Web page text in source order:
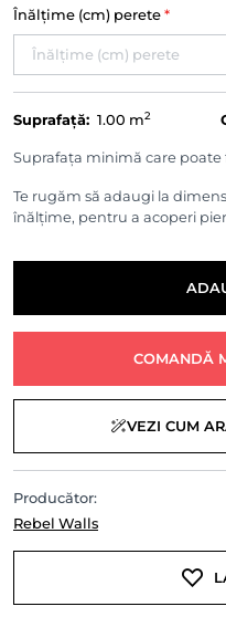
Înălțime (cm) perete *
Suprafață: 1.00 m2
Suprafața minimă care
Te rugăm să adaugi la
înălțime, pentru a acoperi
COMANDĂ
VEZI CUM
Producător:
Rebel Walls